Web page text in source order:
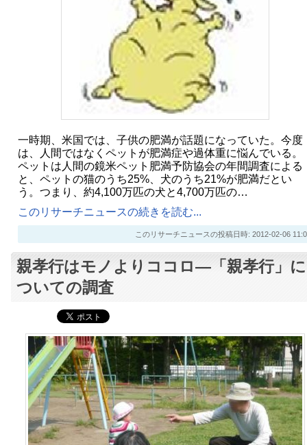
一時期、米国では、子供の肥満が話題になっていた。今度
は、人間ではなくペットが肥満症や過体重に悩んでいる。
ペットは人間の鏡米ペット肥満予防協会の年間調査による
と、ペットの猫のうち25%、犬のうち21%が肥満だとい
う。つまり、約4,100万匹の犬と4,700万匹の…
このリサーチニュースの続きを読む...
このリサーチニュースの投稿日時: 2012-02-06
親孝行はモノよりココロ―「親孝行」に
ついての調査